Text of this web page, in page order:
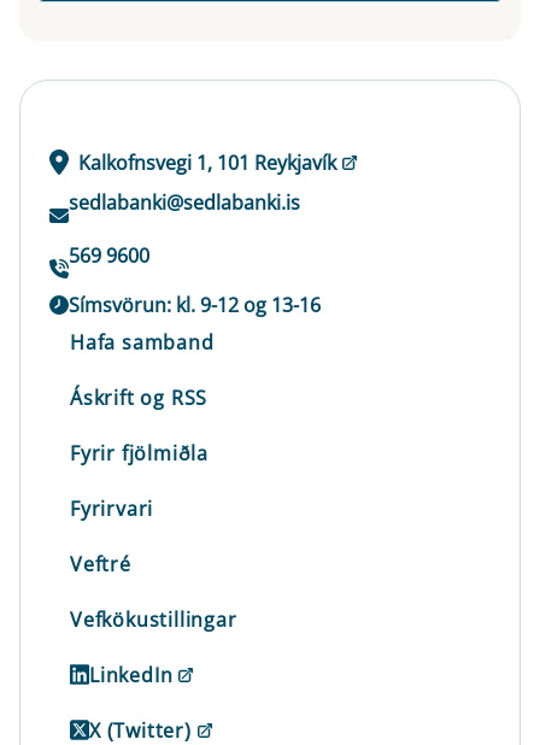
Kalkofnsvegi 1, 101 Reykjavík
sedlabanki@sedlabanki.is
569 9600
Símsvörun: kl. 9-12 og 13-16
Hafa samband
Áskrift og RSS
Fyrir fjölmiðla
Fyrirvari
Veftré
Vefkökustillingar
LinkedIn
X (Twitter)